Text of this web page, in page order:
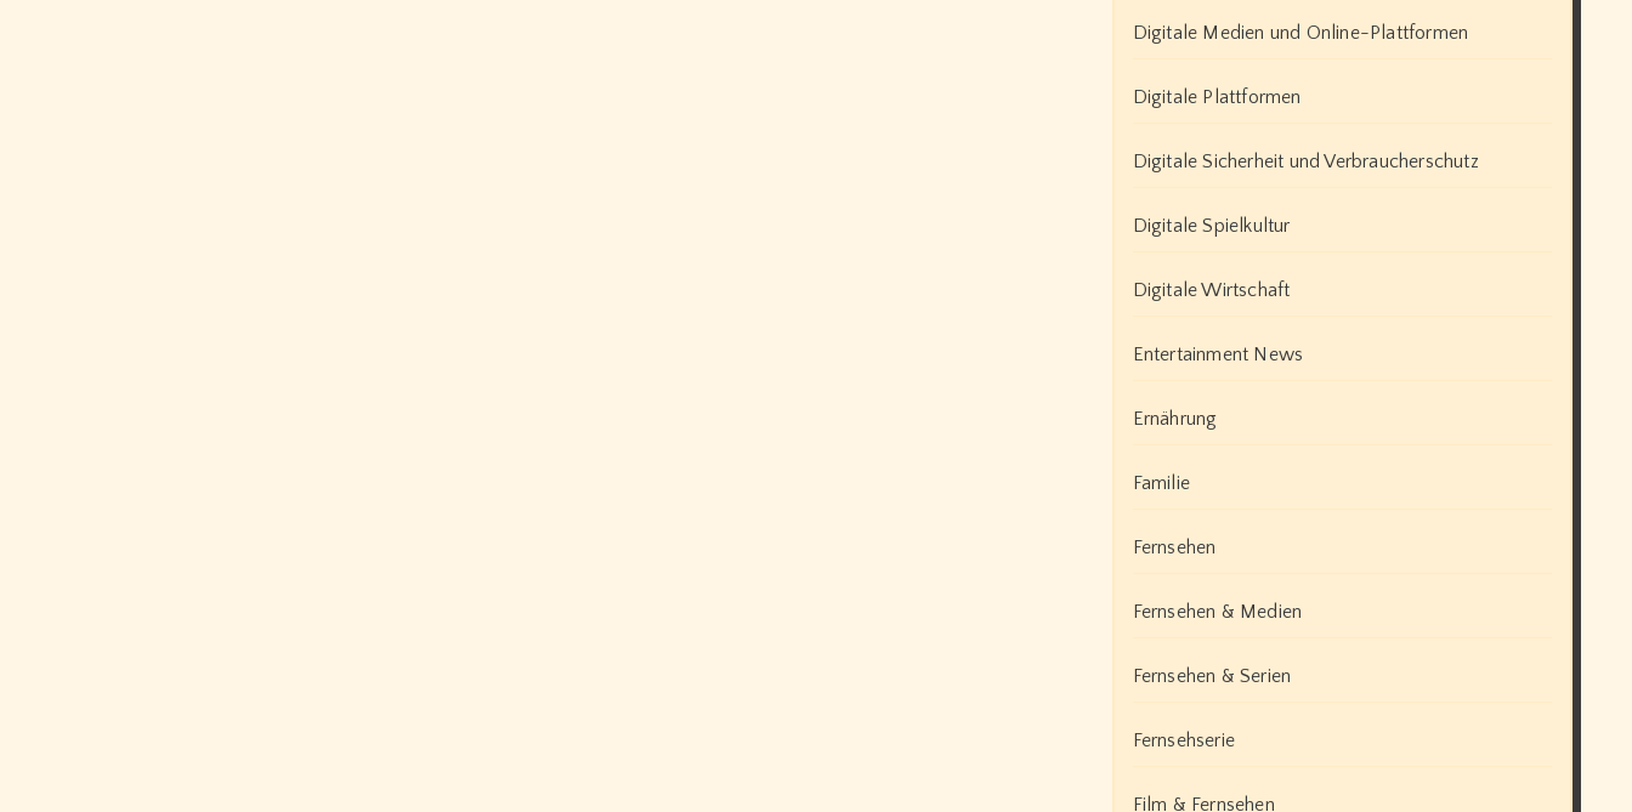
Digitale Medien und Online-Plattformen
Digitale Plattformen
Digitale Sicherheit und Verbraucherschutz
Digitale Spielkultur
Digitale Wirtschaft
Entertainment News
Ernährung
Familie
Fernsehen
Fernsehen & Medien
Fernsehen & Serien
Fernsehserie
Film & Fernsehen